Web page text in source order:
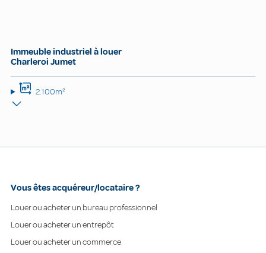
Immeuble industriel à louer
Charleroi Jumet
2.100m²
Vous êtes acquéreur/locataire ?
Louer ou acheter un bureau professionnel
Louer ou acheter un entrepôt
Louer ou acheter un commerce